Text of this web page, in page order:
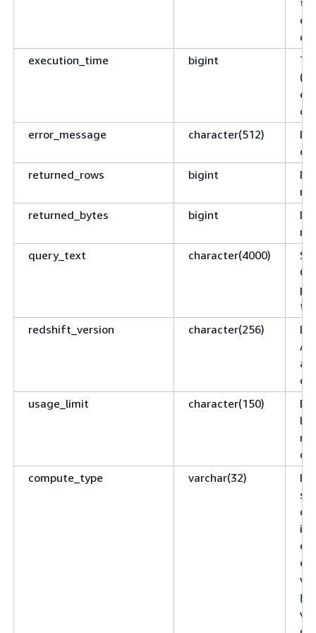
di
di
execution_time
bigint
error_message
character(512)
Il
returned_rows
bigint
Il
returned_bytes
bigint
Il
query_text
character(4000)
redshift_version
character(256)
La
usage_limit
character(150)
compute_type
varchar(32)
in